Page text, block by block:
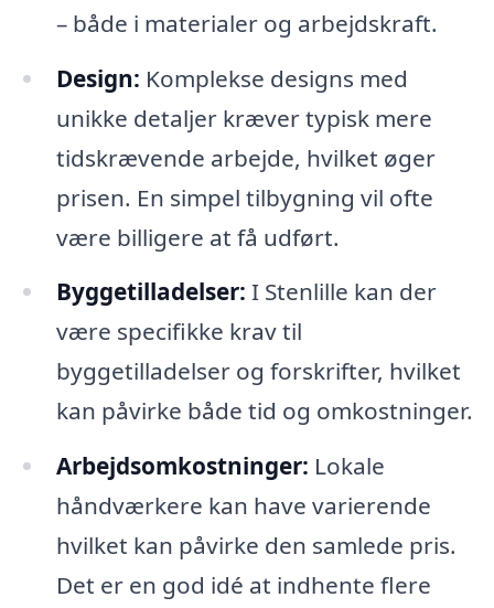
– både i materialer og arbejdskraft.
Design: Komplekse designs med
unikke detaljer kræver typisk mere
tidskrævende arbejde, hvilket øger
prisen. En simpel tilbygning vil ofte
være billigere at få udført.
Byggetilladelser: I Stenlille kan der
være specifikke krav til
byggetilladelser og forskrifter, hvilket
kan påvirke både tid og omkostninger.
Arbejdsomkostninger: Lokale
håndværkere kan have varierende
hvilket kan påvirke den samlede pris.
Det er en god idé at indhente flere